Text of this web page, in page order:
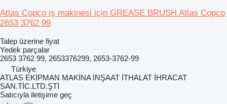
Atlas Copco iş makinesi için GREASE BRUSH Atlas Copco
2653 3762 99
Talep üzerine fiyat
Yedek parçalar
2653 3762 99, 2653376299, 2653-3762-99
Türkiye
ATLAS EKİPMAN MAKİNA İNŞAAT İTHALAT İHRACAT
SAN.TİC.LTD.ŞTİ
Satıcıyla iletişime geç